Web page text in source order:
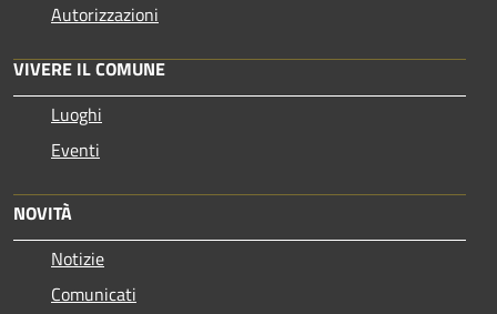
Autorizzazioni
VIVERE IL COMUNE
Luoghi
Eventi
NOVITÀ
Notizie
Comunicati